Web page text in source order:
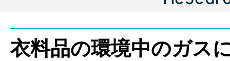
衣料品の環境中のガス